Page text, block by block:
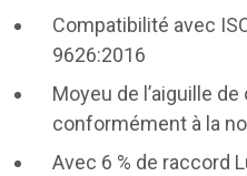
Compatibilité avec
9626:2016
Moyeu de l’aiguille
conformément à la
Avec 6 % de raccord